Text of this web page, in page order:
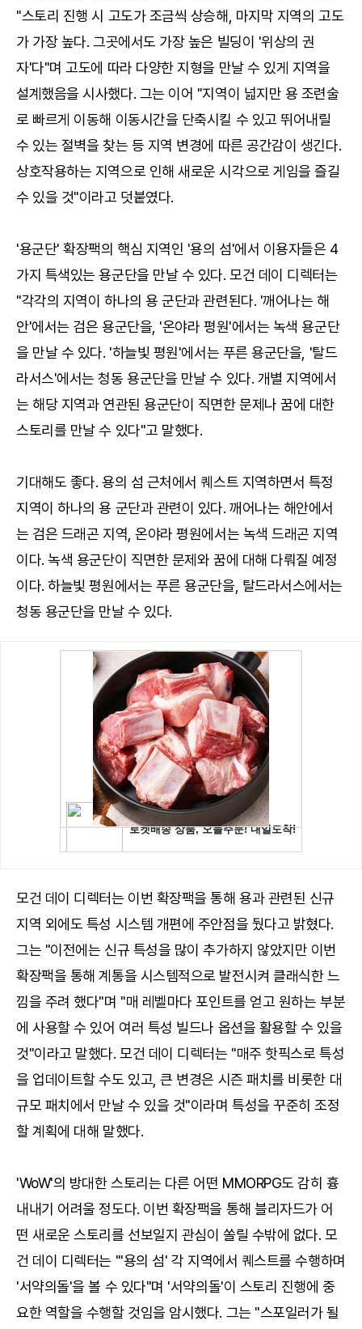
"스토리 진행 시 고도가 조금씩 상승해, 마지막 지역의 고도
가 가장 높다. 그곳에서도 가장 높은 빌딩이 '위상의 권
자'다"며 고도에 따라 다양한 지형을 만날 수 있게 지역을
설계했음을 시사했다. 그는 이어 "지역이 넓지만 용 조련술
로 빠르게 이동해 이동시간을 단축시킬 수 있고 뛰어내릴
수 있는 절벽을 찾는 등 지역 변경에 따른 공간감이 생긴다.
상호작용하는 지역으로 인해 새로운 시각으로 게임을 즐길
수 있을 것"이라고 덧붙였다.
'용군단' 확장팩의 핵심 지역인 '용의 섬'에서 이용자들은 4
가지 특색있는 용군단을 만날 수 있다. 모건 데이 디렉터는
"각각의 지역이 하나의 용 군단과 관련된다. '깨어나는 해
안'에서는 검은 용군단을, '온야라 평원'에서는 녹색 용군단
을 만날 수 있다. '하늘빛 평원'에서는 푸른 용군단을, '탈드
라서스'에서는 청동 용군단을 만날 수 있다. 개별 지역에서
는 해당 지역과 연관된 용군단이 직면한 문제나 꿈에 대한
스토리를 만날 수 있다"고 말했다.
기대해도 좋다. 용의 섬 근처에서 퀘스트 지역하면서 특정
지역이 하나의 용 군단과 관련이 있다. 깨어나는 해안에서
는 검은 드래곤 지역, 온야라 평원에서는 녹색 드래곤 지역
이다. 녹색 용군단이 직면한 문제와 꿈에 대해 다뤄질 예정
이다. 하늘빛 평원에서는 푸른 용군단을, 탈드라서스에서는
청동 용군단을 만날 수 있다.
모건 데이 디렉터는 이번 확장팩을 통해 용과 관련된 신규
지역 외에도 특성 시스템 개편에 주안점을 뒀다고 밝혔다.
그는 "이전에는 신규 특성을 많이 추가하지 않았지만 이번
확장팩을 통해 계통을 시스템적으로 발전시켜 클래식한 느
낌을 주려 했다"며 "매 레벨마다 포인트를 얻고 원하는 부분
에 사용할 수 있어 여러 특성 빌드나 옵션을 활용할 수 있을
것"이라고 말했다. 모건 데이 디렉터는 "매주 핫픽스로 특성
을 업데이트할 수도 있고, 큰 변경은 시즌 패치를 비롯한 대
규모 패치에서 만날 수 있을 것"이라며 특성을 꾸준히 조정
할 계획에 대해 말했다.
'WoW'의 방대한 스토리는 다른 어떤 MMORPG도 감히 흉
내내기 어려울 정도다. 이번 확장팩을 통해 블리자드가 어
떤 새로운 스토리를 선보일지 관심이 쏠릴 수밖에 없다. 모
건 데이 디렉터는 "'용의 섬' 각 지역에서 퀘스트를 수행하며
'서약의돌'을 볼 수 있다"며 '서약의돌'이 스토리 진행에 중
요한 역할을 수행할 것임을 암시했다. 그는 "스포일러가 될